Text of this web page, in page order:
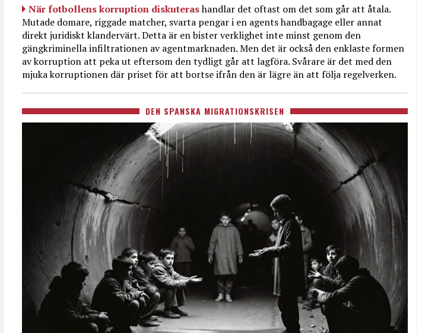
När fotbollens korruption diskuterashandlar det oftast om det som går att åtala.
Mutade domare, riggade matcher, svarta pengar i en agents handbagage eller annat
direkt juridiskt klandervärt. Detta är en bister verklighet inte minst genom den
gängkriminella infiltrationen av agentmarknaden. Men det är också den enklaste formen
av korruption att peka ut eftersom den tydligt går att lagföra. Svårare är det med den
mjuka korruptionen där priset för att bortse ifrån den är lägre än att följa regelverken.
DEN SPANSKA MIGRATIONSKRISEN